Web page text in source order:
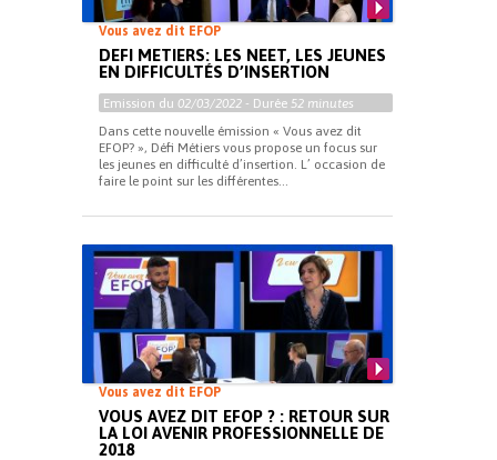
Vous avez dit EFOP
DEFI METIERS: LES NEET, LES JEUNES
EN DIFFICULTÉS D’INSERTION
Emission du 02/03/2022 - Durée 52 minutes
Dans cette nouvelle émission « Vous avez dit
EFOP? », Défi Métiers vous propose un focus sur
les jeunes en difficulté d’insertion. L’ occasion de
faire le point sur les différentes...
Vous avez dit EFOP
VOUS AVEZ DIT EFOP ? : RETOUR SUR
LA LOI AVENIR PROFESSIONNELLE DE
2018